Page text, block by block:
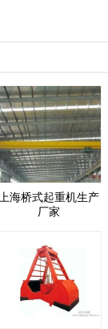
上海桥式起重机生产
厂家